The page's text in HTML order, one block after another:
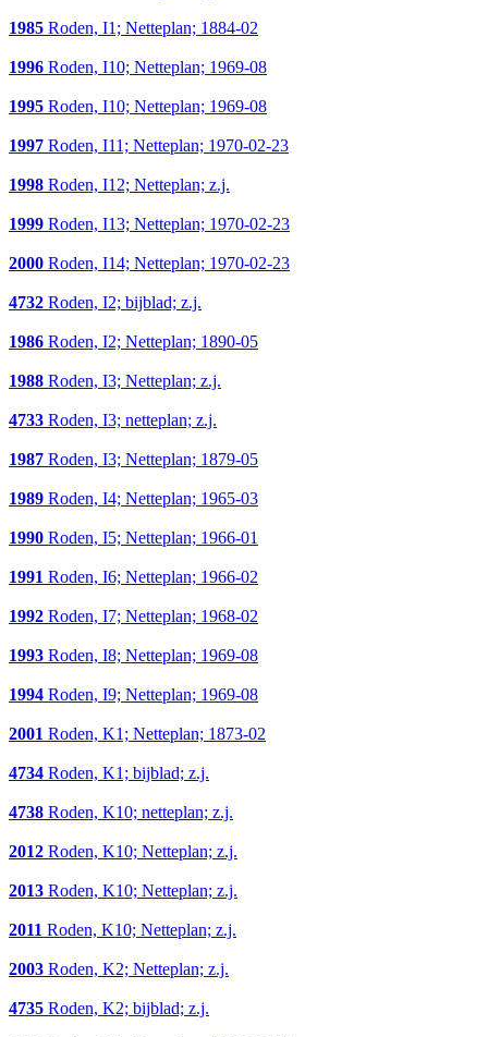
1985 Roden, I1; Netteplan; 1884-02
1996 Roden, I10; Netteplan; 1969-08
1995 Roden, I10; Netteplan; 1969-08
1997 Roden, I11; Netteplan; 1970-02-23
1998 Roden, I12; Netteplan; z.j.
1999 Roden, I13; Netteplan; 1970-02-23
2000 Roden, I14; Netteplan; 1970-02-23
4732 Roden, I2; bijblad; z.j.
1986 Roden, I2; Netteplan; 1890-05
1988 Roden, I3; Netteplan; z.j.
4733 Roden, I3; netteplan; z.j.
1987 Roden, I3; Netteplan; 1879-05
1989 Roden, I4; Netteplan; 1965-03
1990 Roden, I5; Netteplan; 1966-01
1991 Roden, I6; Netteplan; 1966-02
1992 Roden, I7; Netteplan; 1968-02
1993 Roden, I8; Netteplan; 1969-08
1994 Roden, I9; Netteplan; 1969-08
2001 Roden, K1; Netteplan; 1873-02
4734 Roden, K1; bijblad; z.j.
4738 Roden, K10; netteplan; z.j.
2012 Roden, K10; Netteplan; z.j.
2013 Roden, K10; Netteplan; z.j.
2011 Roden, K10; Netteplan; z.j.
2003 Roden, K2; Netteplan; z.j.
4735 Roden, K2; bijblad; z.j.